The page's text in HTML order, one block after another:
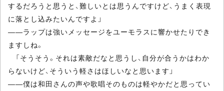
するだろうと思うと、難しいとは思うんですけど、うまく表現
に落とし込みたいんですよ」
――ラップは強いメッセージをユーモラスに響かせたりでき
ますしね。
「そうそう。それは素敵だなと思うし、自分が合うかはわか
らないけど、そういう軽さはほしいなと思います」
――僕は和田さんの声や歌唱そのものは軽やかだと思ってい